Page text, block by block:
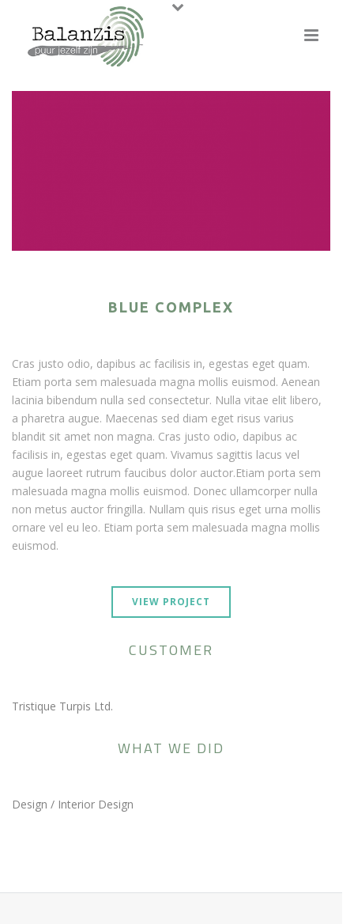
BLUE COMPLEX
Cras justo odio, dapibus ac facilisis in, egestas eget quam.
Etiam porta sem malesuada magna mollis euismod. Aenean
lacinia bibendum nulla sed consectetur. Nulla vitae elit libero,
a pharetra augue. Maecenas sed diam eget risus varius
blandit sit amet non magna. Cras justo odio, dapibus ac
facilisis in, egestas eget quam. Vivamus sagittis lacus vel
augue laoreet rutrum faucibus dolor auctor.Etiam porta sem
malesuada magna mollis euismod. Donec ullamcorper nulla
non metus auctor fringilla. Nullam quis risus eget urna mollis
ornare vel eu leo. Etiam porta sem malesuada magna mollis
euismod.
VIEW PROJECT
CUSTOMER
Tristique Turpis Ltd.
WHAT WE DID
Design / Interior Design